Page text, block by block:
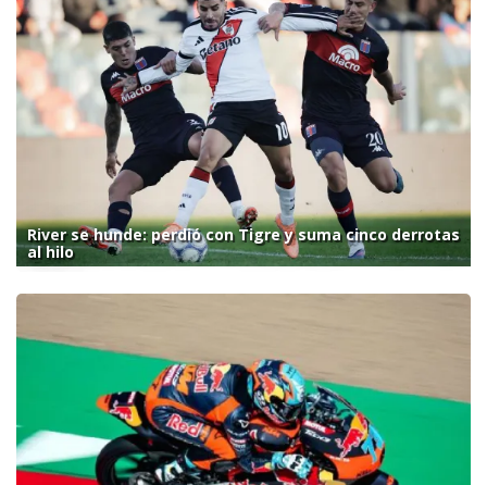
River se hunde: perdió con Tigre y suma cinco derrotas
al hilo